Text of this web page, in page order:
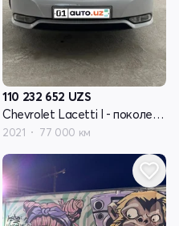
110 232 652 UZS
Chevrolet Lacetti I - поколение рестайлинг
2021 77 000 км